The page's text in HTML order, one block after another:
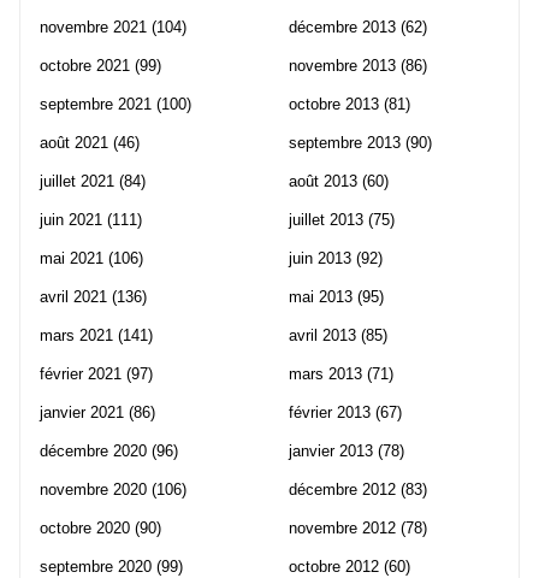
novembre 2021 (104)
octobre 2021 (99)
septembre 2021 (100)
août 2021 (46)
juillet 2021 (84)
juin 2021 (111)
mai 2021 (106)
avril 2021 (136)
mars 2021 (141)
février 2021 (97)
janvier 2021 (86)
décembre 2020 (96)
novembre 2020 (106)
octobre 2020 (90)
septembre 2020 (99)
décembre 2013 (62)
novembre 2013 (86)
octobre 2013 (81)
septembre 2013 (90)
août 2013 (60)
juillet 2013 (75)
juin 2013 (92)
mai 2013 (95)
avril 2013 (85)
mars 2013 (71)
février 2013 (67)
janvier 2013 (78)
décembre 2012 (83)
novembre 2012 (78)
octobre 2012 (60)